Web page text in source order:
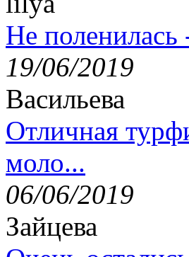
Не поленилась
19/06/2019
Васильева
Отличная
моло...
06/06/2019
Зайцева